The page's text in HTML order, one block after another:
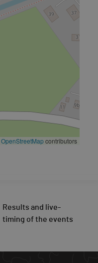
OpenStreetMapcontributors
Results and live-
timing of the events